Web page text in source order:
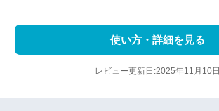
使い方・詳細を見る
レビュー更新日:2025年11月10日